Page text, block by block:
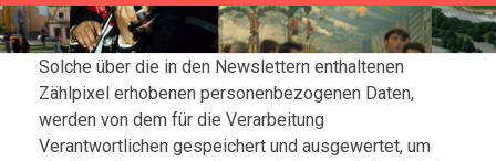
Solche über die in den Newslettern enthaltenen
Zählpixel erhobenen personenbezogenen Daten,
werden von dem für die Verarbeitung
Verantwortlichen gespeichert und ausgewertet, um